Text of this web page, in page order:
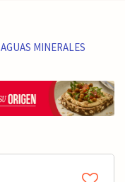
AGUAS MINERALES